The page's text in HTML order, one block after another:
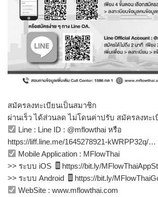
สมัครลงทะเบียนเป็นสมาชิก
ผ่านเร็ว ได้ส่วนลด ไม่โดนค่าปรับ สมัครลงทะ
Line : Line ID : @mflowthai หรือ
https://liff.line.me/1645278921-kWRPP32q/…
Mobile Application : MFlowThai
>> ระบบ iOS
https://bit.ly/
>> ระบบ Android
https://bit.ly/
WebSite : www.mflowthai.com